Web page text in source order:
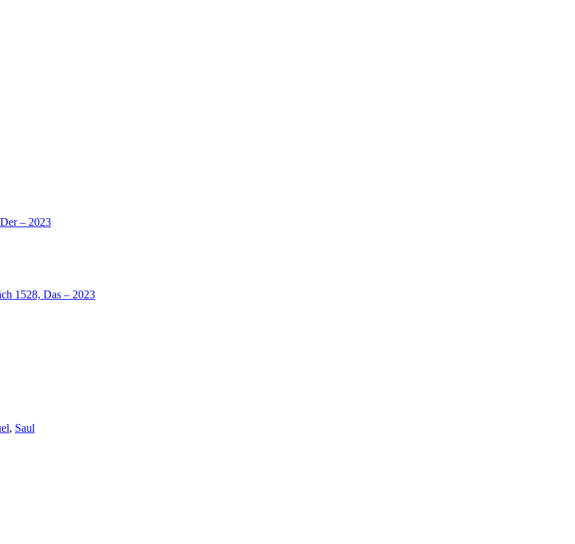
– 2023
1528, Das – 2023
, Saul